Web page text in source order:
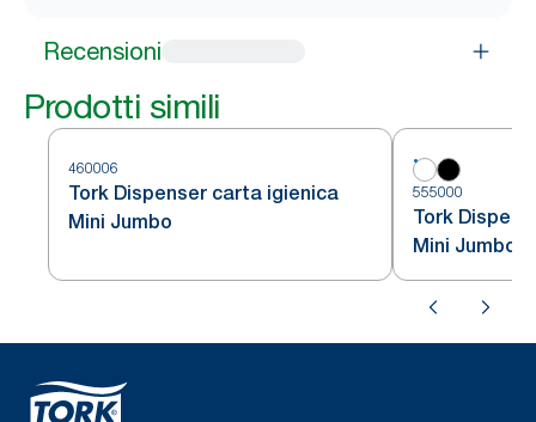
Recensioni
Prodotti simili
460006
Tork Dispenser carta igienica
Mini Jumbo
555000
Tork
Mini Jumbo